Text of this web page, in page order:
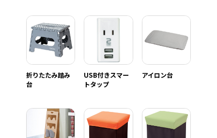
折りたたみ踏み
台
USB付きスマー
トタップ
アイロン台